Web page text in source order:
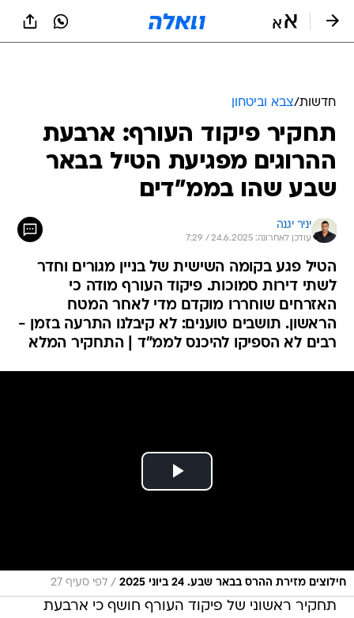
חדשות/צבא וביטחון
תחקיר פיקוד העורף: ארבעת
ההרוגים מפגיעת הטיל בבאר
שבע שהו בממ"דים
יניר יגנה
עודכן לאחרונה: 24.6.2025 / 7:29
הטיל פגע בקומה השישית של בניין מגורים וחדר
לשתי דירות סמוכות. פיקוד העורף מודה כי
האזרחים שוחררו מוקדם מדי לאחר המטח
הראשון. תושבים טוענים: לא קיבלנו התרעה בזמן -
רבים לא הספיקו להיכנס לממ"ד | התחקיר המלא
חילוצים מזירת ההרס בבאר שבע. 24 ביוני 2025 / לפי סעיף 27
תחקיר ראשוני של פיקוד העורף חושף כי ארבעת